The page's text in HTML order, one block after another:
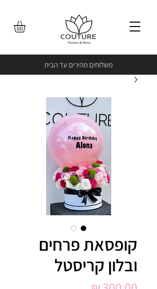
משלוחים מהירים עד הבית
קופסאת פרחים
ובלון קריסטל